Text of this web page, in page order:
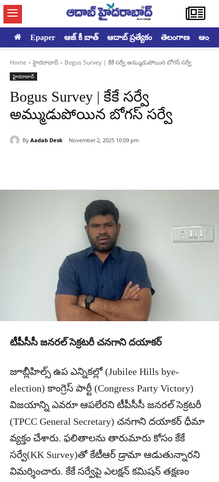
Epaper ఆజ్ కీ బాత్ ఆదాబ్ ప్రత్యేకం తెలంగాణ
Home హైదరాబాద్‌ Bogus Survey | కేకే సర్వే అమ్ముడుపోయిన బోగస్ సర్వే
హైదరాబాద్‌
Bogus Survey | కేకే సర్వే
అమ్ముడుపోయిన బోగస్ సర్వే
By Aadab Desk November 2, 2025 10:09 pm
టీపీసీసీ జనరల్ సెక్రటరీ చనగాని దయాకర్
జూబ్లీహిల్స్ ఉప ఎన్నికల్లో (Jubilee Hills bye-
election) కాంగ్రెస్ పార్టీ (Congress Party Victory)
విజయాన్ని ఎవరూ ఆపలేరని టీపీసీసీ జనరల్ సెక్రటరీ
(TPCC General Secretary) చనగాని దయాకర్ ధీమా
వ్యక్తం చేశారు. ఫలితాలను తారుమారు కోసం కేకే
సర్వే(KK Survey)తో కేటీఆర్ డ్రామా ఆడుతున్నారని
విమర్శించారు. కేకే సర్వేపై ఎలక్షన్ కమిషన్ తక్షణం